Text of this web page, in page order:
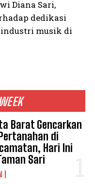
Barat Gencarkan
di
Hari Ini
Sari
Diana Sari,
dedikasi
musik di